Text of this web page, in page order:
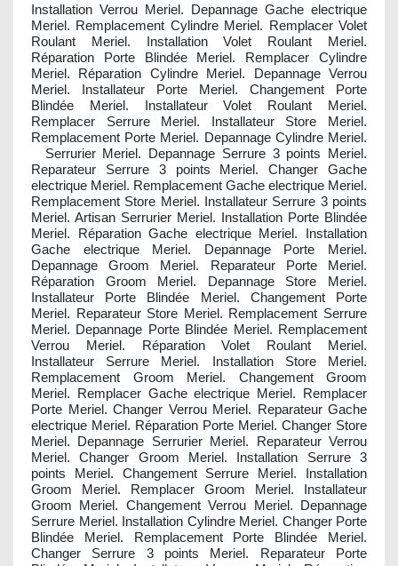
Installation Verrou Meriel. Depannage Gache electrique
Meriel. Remplacement Cylindre Meriel. Remplacer Volet
Roulant Meriel. Installation Volet Roulant Meriel.
Réparation Porte Blindée Meriel. Remplacer Cylindre
Meriel. Réparation Cylindre Meriel. Depannage Verrou
Meriel. Installateur Porte Meriel. Changement Porte
Blindée Meriel. Installateur Volet Roulant Meriel.
Remplacer Serrure Meriel. Installateur Store Meriel.
Remplacement Porte Meriel. Depannage Cylindre Meriel.
Serrurier Meriel. Depannage Serrure 3 points Meriel.
Reparateur Serrure 3 points Meriel. Changer Gache
electrique Meriel. Remplacement Gache electrique Meriel.
Remplacement Store Meriel. Installateur Serrure 3 points
Meriel. Artisan Serrurier Meriel. Installation Porte Blindée
Meriel. Réparation Gache electrique Meriel. Installation
Gache electrique Meriel. Depannage Porte Meriel.
Depannage Groom Meriel. Reparateur Porte Meriel.
Réparation Groom Meriel. Depannage Store Meriel.
Installateur Porte Blindée Meriel. Changement Porte
Meriel. Reparateur Store Meriel. Remplacement Serrure
Meriel. Depannage Porte Blindée Meriel. Remplacement
Verrou Meriel. Réparation Volet Roulant Meriel.
Installateur Serrure Meriel. Installation Store Meriel.
Remplacement Groom Meriel. Changement Groom
Meriel. Remplacer Gache electrique Meriel. Remplacer
Porte Meriel. Changer Verrou Meriel. Reparateur Gache
electrique Meriel. Réparation Porte Meriel. Changer Store
Meriel. Depannage Serrurier Meriel. Reparateur Verrou
Meriel. Changer Groom Meriel. Installation Serrure 3
points Meriel. Changement Serrure Meriel. Installation
Groom Meriel. Remplacer Groom Meriel. Installateur
Groom Meriel. Changement Verrou Meriel. Depannage
Serrure Meriel. Installation Cylindre Meriel. Changer Porte
Blindée Meriel. Remplacement Porte Blindée Meriel.
Changer Serrure 3 points Meriel. Reparateur Porte